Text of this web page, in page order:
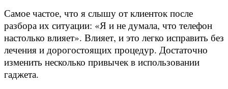
Самое частое, что я слышу от клиенток после
разбора их ситуации: «Я и не думала, что телефон
настолько влияет». Влияет, и это легко исправить без
лечения и дорогостоящих процедур. Достаточно
изменить несколько привычек в использовании
гаджета.